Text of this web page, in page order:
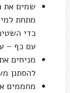
שמים את
מתחת
כדי
עם כף –
מניחים
להסתנן משהו
מחממים